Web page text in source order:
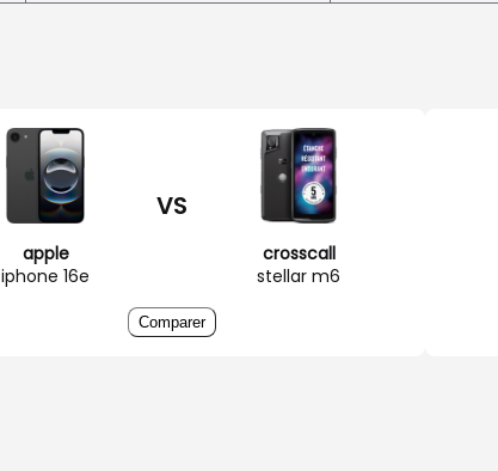
apple
iphone 16e
VS
crosscall
stellar m6
Comparer